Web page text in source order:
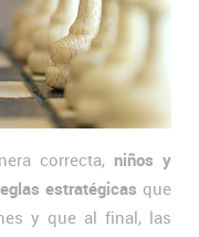
correcta, niños y
estratégicas que
y que al final, las